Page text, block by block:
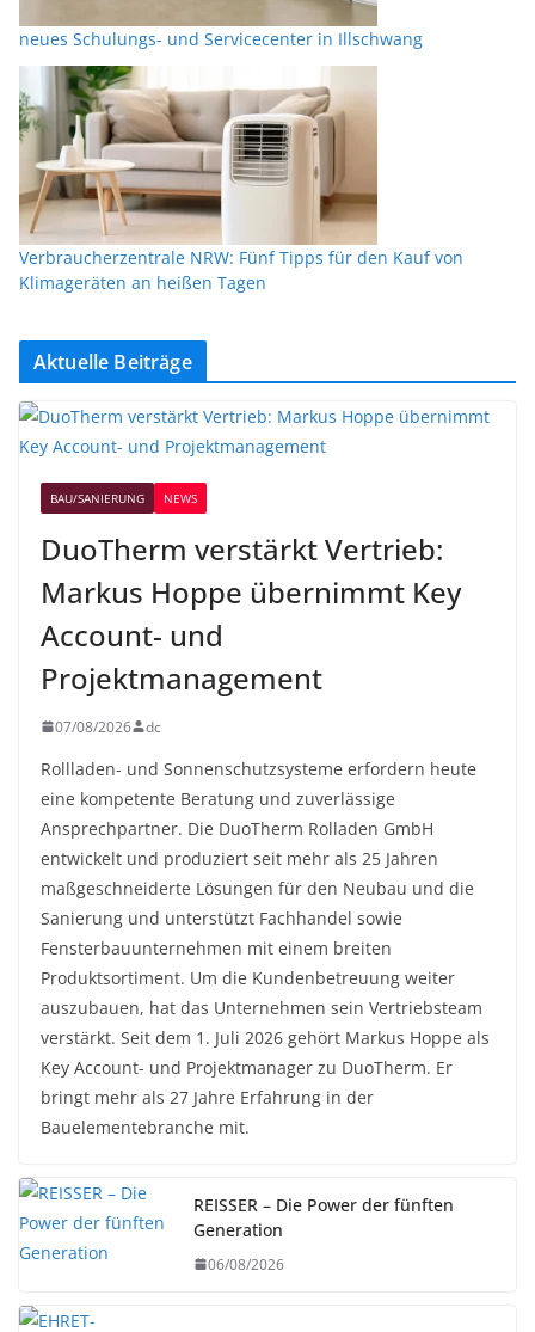
neues Schulungs- und Servicecenter in Illschwang
Verbraucherzentrale NRW: Fünf Tipps für den Kauf von
Klimageräten an heißen Tagen
Aktuelle Beiträge
BAU/SANIERUNG NEWS
DuoTherm verstärkt Vertrieb:
Markus Hoppe übernimmt Key
Account- und
Projektmanagement
07/08/2026 dc
Rollladen- und Sonnenschutzsysteme erfordern heute
eine kompetente Beratung und zuverlässige
Ansprechpartner. Die DuoTherm Rolladen GmbH
entwickelt und produziert seit mehr als 25 Jahren
maßgeschneiderte Lösungen für den Neubau und die
Sanierung und unterstützt Fachhandel sowie
Fensterbauunternehmen mit einem breiten
Produktsortiment. Um die Kundenbetreuung weiter
auszubauen, hat das Unternehmen sein Vertriebsteam
verstärkt. Seit dem 1. Juli 2026 gehört Markus Hoppe als
Key Account- und Projektmanager zu DuoTherm. Er
bringt mehr als 27 Jahre Erfahrung in der
Bauelementebranche mit.
REISSER – Die Power der fünften
Generation
06/08/2026